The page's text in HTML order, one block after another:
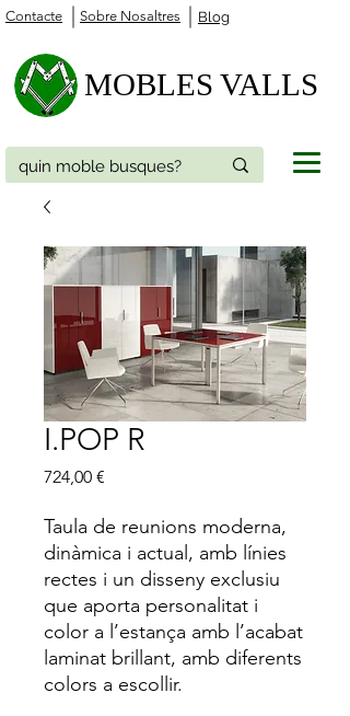
Contacte Blog
Sobre Nosaltres
MOBLES VALLS
I.POP R
724,00 €
Taula de reunions moderna,
dinàmica i actual, amb línies
rectes i un disseny exclusiu
que aporta personalitat i
color a l’estança amb l’acabat
laminat brillant, amb diferents
colors a escollir.